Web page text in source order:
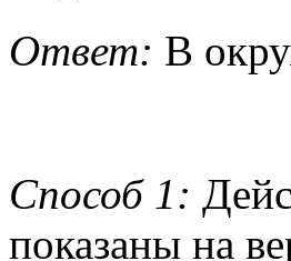
Ответ: В
Способ 1:
показаны на